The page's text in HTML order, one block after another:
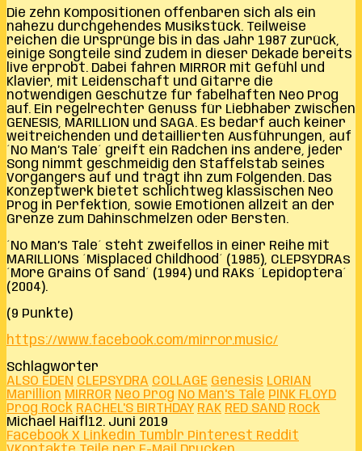
Die zehn Kompositionen offenbaren sich als ein
nahezu durchgehendes Musikstück. Teilweise
reichen die Ursprünge bis in das Jahr 1987 zurück,
einige Songteile sind zudem in dieser Dekade bereits
live erprobt. Dabei fahren MIRROR mit Gefühl und
Klavier, mit Leidenschaft und Gitarre die
notwendigen Geschütze für fabelhaften Neo Prog
auf. Ein regelrechter Genuss für Liebhaber zwischen
GENESIS, MARILLION und SAGA. Es bedarf auch keiner
weitreichenden und detaillierten Ausführungen, auf
´No Man’s Tale´ greift ein Rädchen ins andere, jeder
Song nimmt geschmeidig den Staffelstab seines
Vorgängers auf und trägt ihn zum Folgenden. Das
Konzeptwerk bietet schlichtweg klassischen Neo
Prog in Perfektion, sowie Emotionen allzeit an der
Grenze zum Dahinschmelzen oder Bersten.
´No Man’s Tale´ steht zweifellos in einer Reihe mit
MARILLIONs ´Misplaced Childhood´ (1985), CLEPSYDRAs
´More Grains Of Sand´ (1994) und RAKs ´Lepidoptera´
(2004).
(9 Punkte)
https://www.facebook.com/mirror.music/
Schlagwörter
ALSO EDEN CLEPSYDRA COLLAGE Genesis LORIAN
Marillion MIRROR Neo Prog No Man's Tale PINK FLOYD
Prog Rock RACHEL'S BIRTHDAY RAK RED SAND Rock
Michael Haifl 12. Juni 2019
Facebook X LinkedIn Tumblr Pinterest Reddit